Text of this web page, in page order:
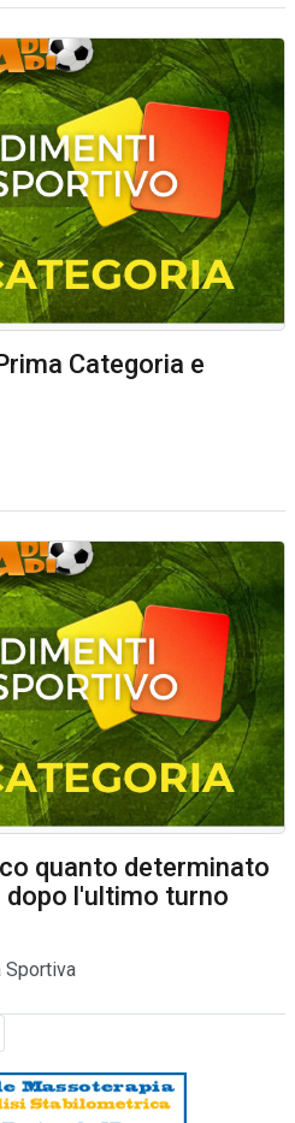
Categoria e
quanto determinato
dopo l'ultimo turno
Sportiva